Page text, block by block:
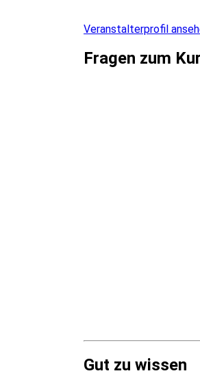
Veranstalterprofil
Fragen zum
Gut zu wissen